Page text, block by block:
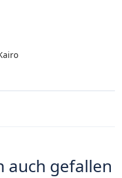
auch gefallen